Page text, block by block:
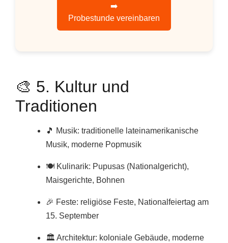
➡️
Probestunde vereinbaren
🎨 5. Kultur und
Traditionen
🎵 Musik: traditionelle lateinamerikanische
Musik, moderne Popmusik
🍽️ Kulinarik: Pupusas (Nationalgericht),
Maisgerichte, Bohnen
🎉 Feste: religiöse Feste, Nationalfeiertag am
15. September
🏛️ Architektur: koloniale Gebäude, moderne